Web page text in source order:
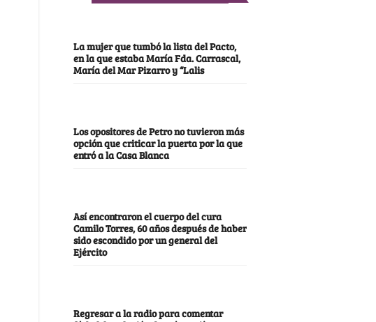
La mujer que tumbó la lista del Pacto,
en la que estaba María Fda. Carrascal,
María del Mar Pizarro y “Lalis
Los opositores de Petro no tuvieron más
opción que criticar la puerta por la que
entró a la Casa Blanca
Así encontraron el cuerpo del cura
Camilo Torres, 60 años después de haber
sido escondido por un general del
Ejército
Regresar a la radio para comentar